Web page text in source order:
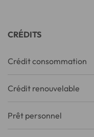
CRÉDITS
Crédit consommation
Crédit renouvelable
Prêt personnel